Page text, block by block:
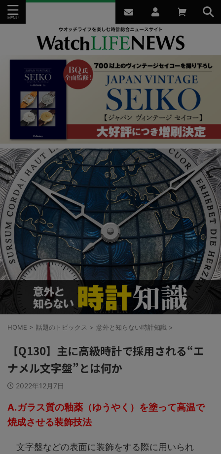
HOME > 話題のトピックス > 意外と知らない時計知識 >
【Q130】主に高級時計で採用される“エ
ナメル文字盤”とは何か
2022年12月7日
A.ガラス質の釉薬（ゆうやく）を塗って高温で
焼成させる装飾技法
文字盤などの表面に装飾をする際に用いられ